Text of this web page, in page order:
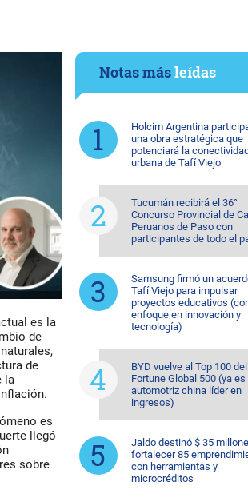
es la
de
de
la
es
llegó
sobre
Notas másleídas
Holcim Argentina
una obra estratégica que
potenciará la conectividad
urbana de Tafí Viejo
Tucumán recibirá el 36°
Concurso Provincial de
Peruanos de Paso con
participantes de todo el
Samsung firmó un
Tafí Viejo para impulsar
proyectos educativos
enfoque en innovación y
tecnología)
BYD vuelve al Top 100 del
Fortune Global 500 (ya es
automotriz china líder en
ingresos)
Jaldo destinó $ 35
fortalecer 85
con herramientas y
microcréditos